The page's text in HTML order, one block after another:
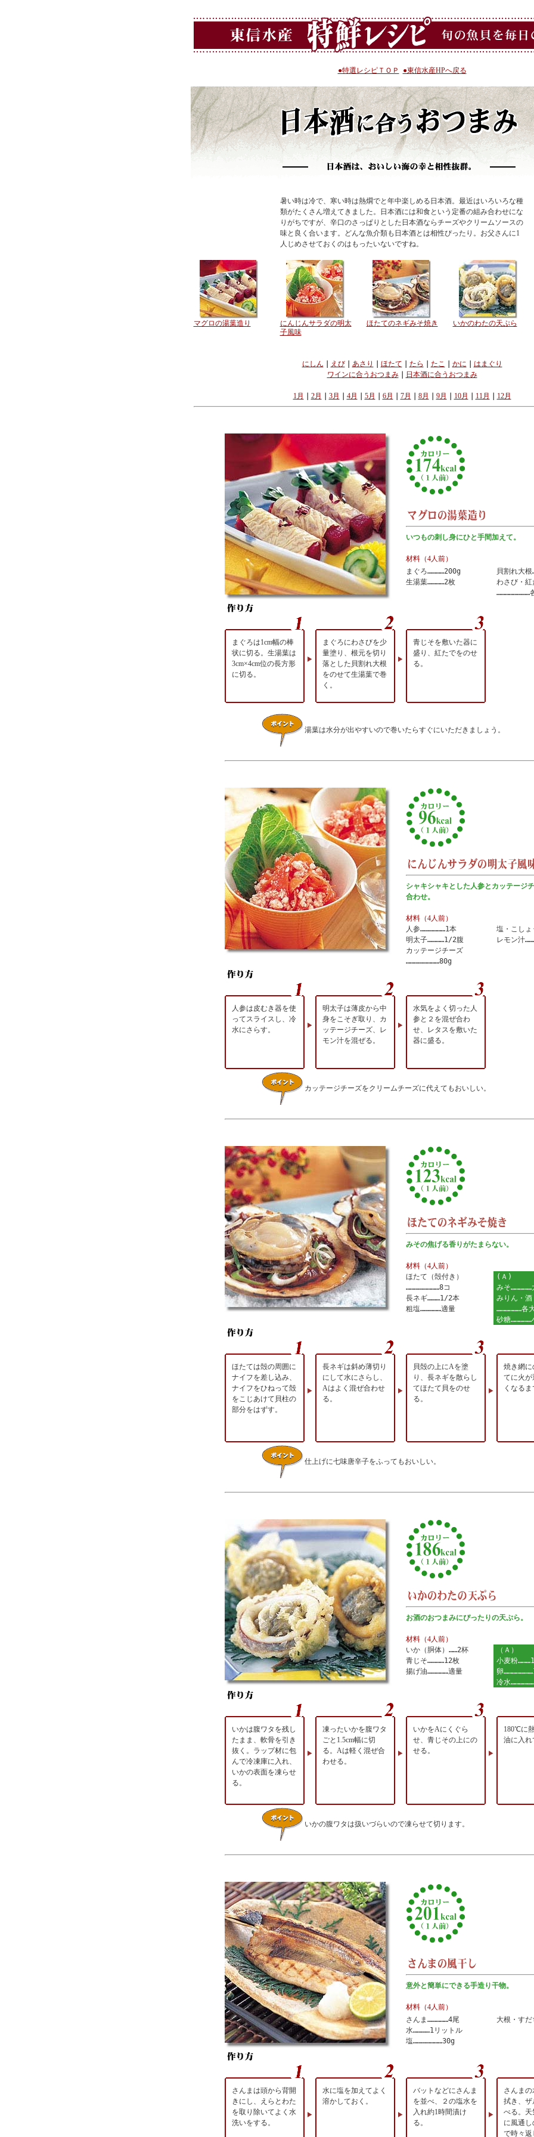
●特選レシピＴＯＰ ●東信水産HPへ戻る
暑い時は冷で、寒い時は熱燗でと年中楽しめる日本酒。最近はいろいろな種
類がたくさん増えてきました。日本酒には和食という定番の組み合わせにな
りがちですが、辛口のさっぱりとした日本酒ならチーズやクリームソースの
味と良く合います。どんな魚介類も日本酒とは相性ぴったり。お父さんに1
人じめさせておくのはもったいないですね。
マグロの湯葉造り
にんじんサラダの明太
子風味
ほたてのネギみそ焼き いかのわたの天ぷら
にしん えび｜ あさり ほたて たら たこ かに
はまぐり
ワインに合うおつまみ｜ 日本酒に合うおつまみ
1月 2月 3月 4月 5月 6月 7月 8月 9月 10月 11月 12月
いつもの刺し身にひと手間加えて。
材料（4人前）
まぐろ…………200g
生湯葉…………2枚
貝割れ大
わさび・紅
……………………
まぐろは1cm幅の棒
状に切る。生湯葉は
3cm×4cm位の長方形
に切る。
まぐろにわさびを少
量塗り、根元を切り
落とした貝割れ大根
をのせて生湯葉で巻
く。
青じそを敷いた器に
盛り、紅たでをのせ
る。
湯葉は水分が出やすいので巻いたらすぐにいただきましょう。
シャキシャキとした人参とカッテージ
合わせ。
材料（4人前）
人参………………1本
明太子…………1/2腹
カッテージチーズ
……………………80g
塩・こしょ
レモン汁
人参は皮むき器を使
ってスライスし、冷
水にさらす。
明太子は薄皮から中
身をこそぎ取り、カ
ッテージチーズ、レ
モン汁を混ぜる。
水気をよく切った人
参と２を混ぜ合わ
せ、レタスを敷いた
器に盛る。
カッテージチーズをクリームチーズに代えてもおいしい。
みその焦げる香りがたまらない。
材料（4人前）
ほたて（殻付き）
……………………8コ
長ネギ………1/2本
粗塩……………適量
(Ａ)
みそ……………
みりん・酒
………………各
砂糖……………
ほたては殻の周囲に
ナイフを差し込み、
ナイフをひねって殻
をこじあけて貝柱の
部分をはずす。
長ネギは斜め薄切り
にして水にさらし、
Aはよく混ぜ合わせ
る。
貝殻の上にAを塗
り、長ネギを散らし
てほたて貝をのせ
る。
焼き網に
てに火が
くなるま
仕上げに七味唐辛子をふってもおいしい。
お酒のおつまみにぴったりの天ぷら。
材料（4人前）
いか（胴体）……2杯
青じそ…………12枚
揚げ油……………適量
（Ａ）
小麦粉
卵
冷水
いかは腹ワタを残し
たまま、軟骨を引き
抜く。ラップ材に包
んで冷凍庫に入れ、
いかの表面を凍らせ
る。
凍ったいかを腹ワタ
ごと1.5cm幅に切
る。Aは軽く混ぜ合
わせる。
いかをAにくぐら
せ、青じその上にの
せる。
180℃に
油に入れ
いかの腹ワタは扱いづらいので凍らせて切ります。
意外と簡単にできる手造り干物。
材料（4人前）
さんま……………4尾
水…………1リットル
塩…………………30g
大根・す
さんまは頭から背開
きにし、えらとわた
を取り除いてよく水
洗いをする。
水に塩を加えてよく
溶かしておく。
バットなどにさんま
を並べ、２の塩水を
入れ約1時間漬け
る。
さんまの
拭き、ザ
べる。天
に風通
で時々返